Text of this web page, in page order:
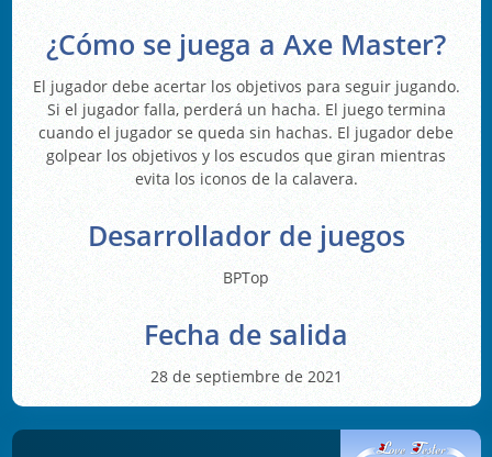
¿Cómo se juega a Axe Master?
El jugador debe acertar los objetivos para seguir jugando.
Si el jugador falla, perderá un hacha. El juego termina
cuando el jugador se queda sin hachas. El jugador debe
golpear los objetivos y los escudos que giran mientras
evita los iconos de la calavera.
Desarrollador de juegos
BPTop
Fecha de salida
28 de septiembre de 2021